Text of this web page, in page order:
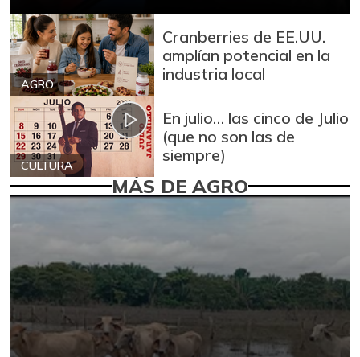
AGRO
Cranberries de EE.UU.
amplían potencial en la
industria local
CULTURA
En julio… las cinco de Julio
(que no son las de
siempre)
MÁS DE AGRO